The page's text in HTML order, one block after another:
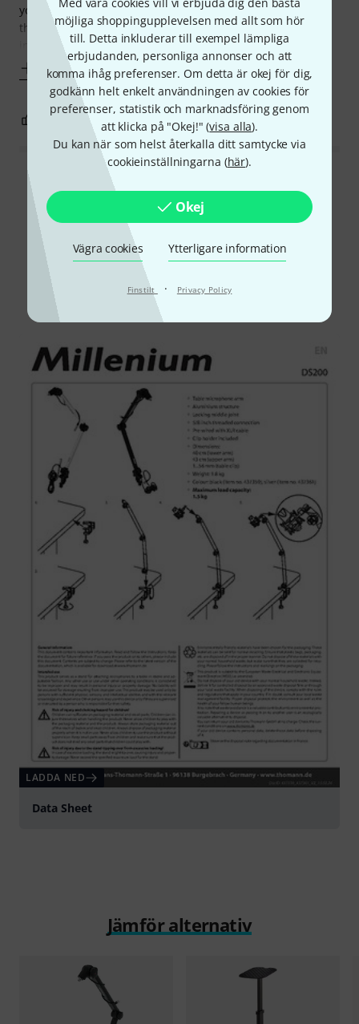
möjliga shoppingupplevelsen med allt som hör
till. Detta inkluderar till exempel lämpliga
erbjudanden, personliga annonser och att
komma ihåg preferenser. Om detta är okej för dig,
godkänn helt enkelt användningen av cookies för
preferenser, statistik och marknadsföring genom
att klicka på "Okej!" (visa alla).
Du kan när som helst återkalla ditt samtycke via
cookieinställningarna (här).
Okej
Vägra cookies Ytterligare information
Finstilt · Privacy Policy
you literally cut the wire with scissors and attempt to re-
thread it. Why? Because the plug won’t fit through the
internal path. This
Visa mer
0 ANMÄL RECENSION
Visste du?
Alla Nedladdningar
LADDA NED
Data Sheet
Jämför alternativ